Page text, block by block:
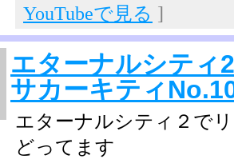
YouTubeで見る ]
エターナルシティ
サカーキティ
エターナルシティ２で
どってます